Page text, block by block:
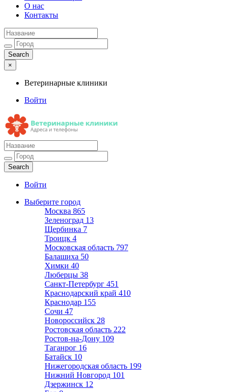
О нас
Контакты
×
Ветеринарные клиники
Войти
Ветеринарные клиники
Адреса и телефоны
Войти
Выберите город
Москва 865
Зеленоград 13
Щербинка 7
Троицк 4
Московская область 797
Балашиха 50
Химки 40
Люберцы 38
Санкт-Петербург 451
Краснодарский край 410
Краснодар 155
Сочи 47
Новороссийск 28
Ростовская область 222
Ростов-на-Дону 109
Таганрог 16
Батайск 10
Нижегородская область 199
Нижний Новгород 101
Дзержинск 12